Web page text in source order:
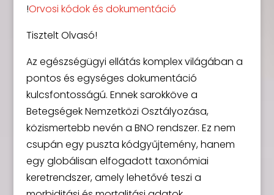
!Orvosi kódok és dokumentáció
Tisztelt Olvasó!
Az egészségügyi ellátás komplex világában a
pontos és egységes dokumentáció
kulcsfontosságú. Ennek sarokköve a
Betegségek Nemzetközi Osztályozása,
közismertebb nevén a BNO rendszer. Ez nem
csupán egy puszta kódgyűjtemény, hanem
egy globálisan elfogadott taxonómiai
keretrendszer, amely lehetővé teszi a